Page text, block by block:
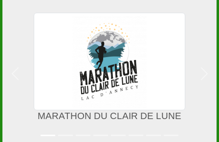
MARATHON DU CLAIR DE LUNE